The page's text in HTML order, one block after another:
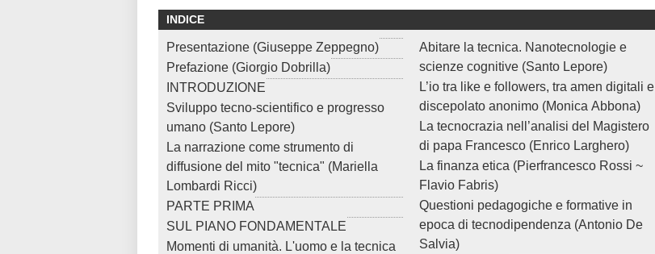
INDICE
Presentazione (Giuseppe Zeppegno)
Prefazione (Giorgio Dobrilla)
INTRODUZIONE
Sviluppo tecno-scientifico e progresso
umano (Santo Lepore)
La narrazione come strumento di
diffusione del mito "tecnica" (Mariella
Lombardi Ricci)
PARTE PRIMA
SUL PIANO FONDAMENTALE
Momenti di umanità. L'uomo e la tecnica
Abitare la tecnica. Nanotecnologie e
scienze cognitive (Santo Lepore)
L’io tra like e followers, tra amen digitali e
discepolato anonimo (Monica Abbona)
La tecnocrazia nell’analisi del Magistero
di papa Francesco (Enrico Larghero)
La finanza etica (Pierfrancesco Rossi ~
Flavio Fabris)
Questioni pedagogiche e formative in
epoca di tecnodipendenza (Antonio De
Salvia)